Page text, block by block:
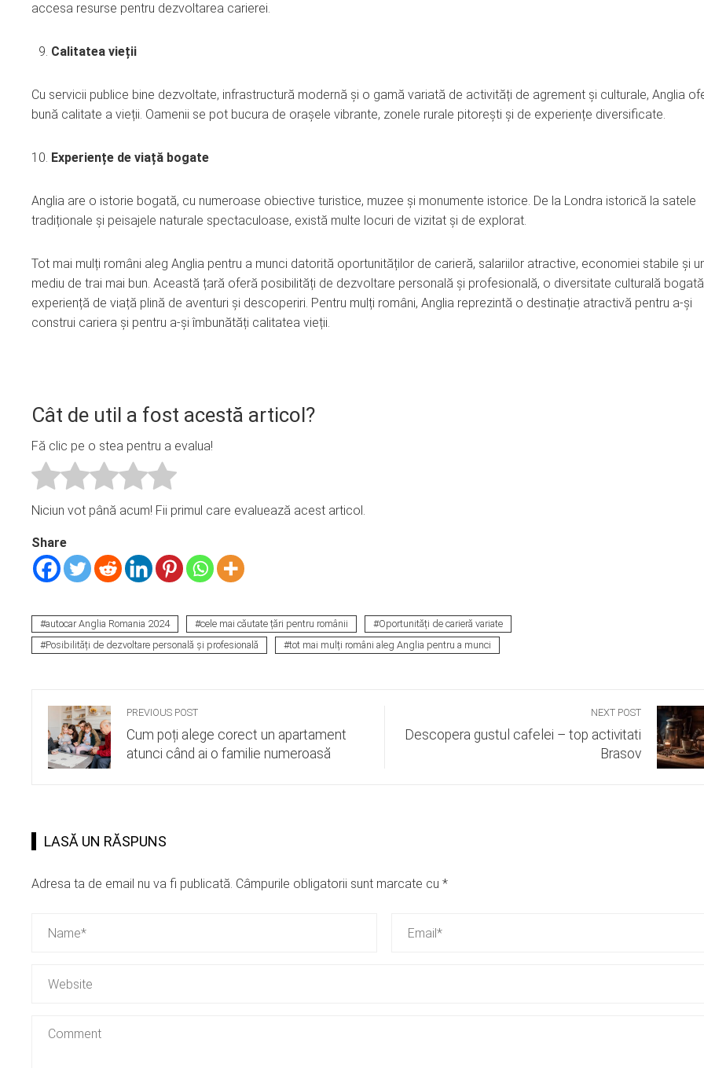
accesa resurse pentru dezvoltarea carierei.
Calitatea vieții
Cu servicii publice bine dezvoltate, infrastructură modernă și o gamă variată de activități de agrement și culturale, Anglia
bună calitate a vieții. Oamenii se pot bucura de orașele vibrante, zonele rurale pitorești și de experiențe diversificate.
Experiențe de viață bogate
Anglia are o istorie bogată, cu numeroase obiective turistice, muzee și monumente istorice. De la Londra istorică la satele
tradiționale și peisajele naturale spectaculoase, există multe locuri de vizitat și de explorat.
Tot mai mulți români aleg Anglia pentru a munci datorită oportunităților de carieră, salariilor atractive, economiei stabile și
mediu de trai mai bun. Această țară oferă posibilități de dezvoltare personală și profesională, o diversitate culturală
experiență de viață plină de aventuri și descoperiri. Pentru mulți români, Anglia reprezintă o destinație atractivă pentru a-și
construi cariera și pentru a-și îmbunătăți calitatea vieții.
Cât de util a fost acestă articol?
Fă clic pe o stea pentru a evalua!
Niciun vot până acum! Fii primul care evaluează acest articol.
Share
autocar Anglia Romania 2024 cele mai căutate țări pentru românii
Oportunități de carieră variate
Posibilități de dezvoltare personală și profesională
tot mai mulți români aleg Anglia pentru a munci
PREVIOUS POST
Cum poți alege corect un apartament
atunci când ai o familie numeroasă
NEXT POST
Descopera gustul cafelei – top activitati
Brasov
LASĂ UN RĂSPUNS
Adresa ta de email nu va fi publicată. Câmpurile obligatorii sunt marcate cu *